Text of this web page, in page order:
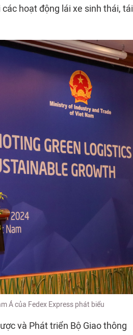
hoạt động lái xe sinh thái, tái
Á của Fedex Express phát biểu
và Phát triển Bộ Giao thông